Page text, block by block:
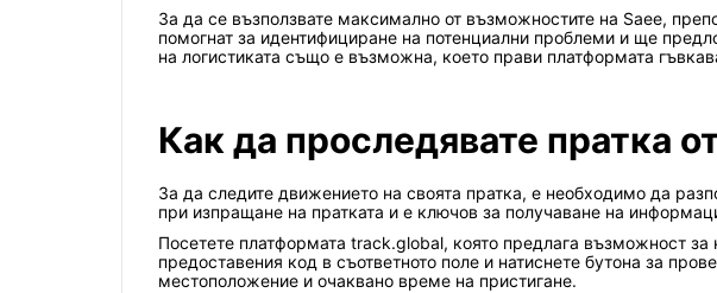
За да се възползвате максимално от възможностите на Saee,
помогнат за идентифициране на потенциални проблеми и ще
на логистиката също е възможна, което прави платформата
Как да проследявате пратка
За да следите движението на своята пратка, е необходимо да
при изпращане на пратката и е ключов за получаване на
Посетете платформата track.global, която предлага възможност
предоставения код в съответното поле и натиснете бутона за
местоположение и очаквано време на пристигане.